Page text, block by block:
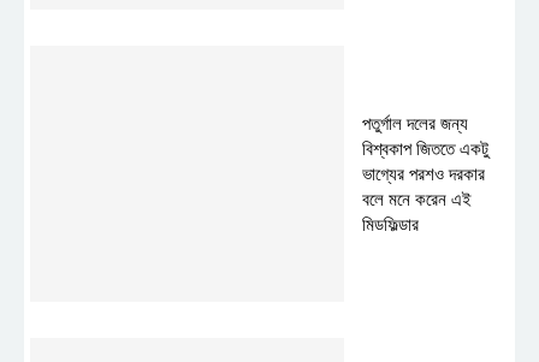
পতুর্গাল দলের জন্য
বিশ্বকাপ জিততে একটু
ভাগ্যের পরশও দরকার
বলে মনে করেন এই
মিডফিল্ডার